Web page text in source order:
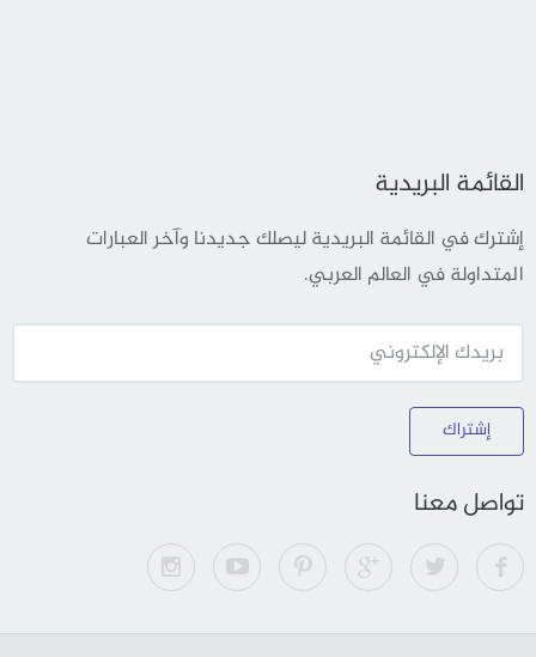
القائمة البريدية
إشترك في القائمة البريدية ليصلك جديدنا وآخر العبارات
المتداولة في العالم العربي.
إشتراك
تواصل معنا